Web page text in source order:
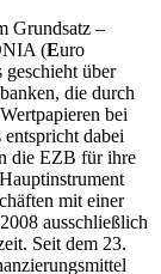
Grundsatz –
(Euro
geschieht über
die durch
bei
dabei
die EZB für ihre
mit einer
ausschließlich
Seit dem 23.